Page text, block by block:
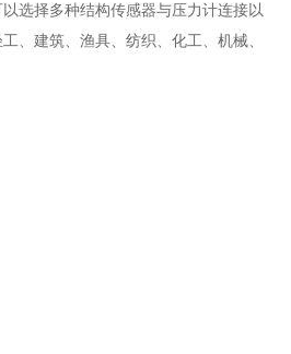
选择多种结构传感器与压力计连接以
、建筑、渔具、纺织、化工、机械、